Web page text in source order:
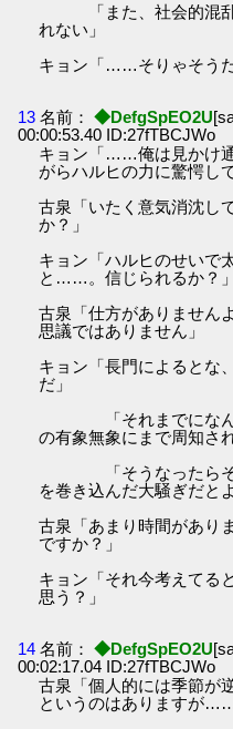
「また、社会的混乱
れない」
キョン「……そりゃそうだ
13 名前： ◆DefgSpEO2U
00:00:53.40 ID:27fTBCJWo
キョン「……俺は見かけ
がらハルヒの力に驚愕し
古泉「いたく意気消沈し
か？」
キョン「ハルヒのせいで
と……。信じられるか？」
古泉「仕方がありません
思議ではありません」
キョン「長門によるとな
だ」
「それまでになんと
の有象無象にまで周知さ
「そうなったらそれ
を巻き込んだ大騒ぎだとよ
古泉「あまり時間があり
ですか？」
キョン「それ今考えてる
思う？」
14 名前： ◆DefgSpEO2U
00:02:17.04 ID:27fTBCJWo
古泉「個人的には季節が
というのはありますが……